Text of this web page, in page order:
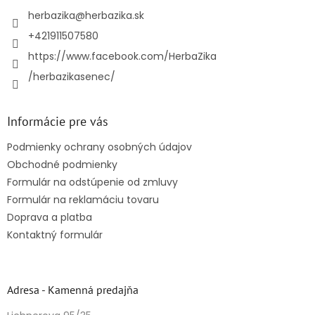
herbazika@herbazika.sk
+421911507580
https://www.facebook.com/HerbaZika
/herbazikasenec/
Informácie pre vás
Podmienky ochrany osobných údajov
Obchodné podmienky
Formulár na odstúpenie od zmluvy
Formulár na reklamáciu tovaru
Doprava a platba
Kontaktný formulár
Adresa - Kamenná predajňa